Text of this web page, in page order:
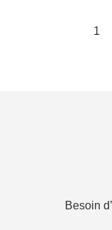
1
Besoin